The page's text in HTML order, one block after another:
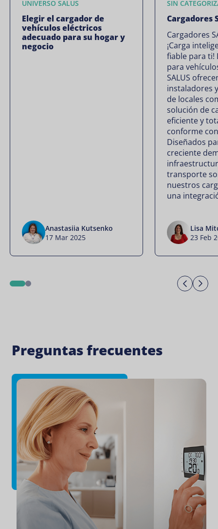
UNIVERSO SALUS
Elegir el cargador de
vehículos eléctricos
adecuado para su hogar y
negocio
Anastasiia Kutsenko
17 Mar 2025
SIN
Cargadores
Cargadores
¡Carga
fiable para ti!
para
SALUS
instaladores
de locales
solución de
eficiente y
conforme
Diseñados
creciente
transporte
nuestros
una
Lisa
23 Feb
1
Preguntas frecuentes